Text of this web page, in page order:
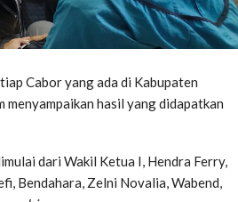
Cabor yang ada di Kabupaten
hasil yang didapatkan
dari Wakil Ketua I, Hendra Ferry,
Bendahara, Zelni Novalia, Wabend,